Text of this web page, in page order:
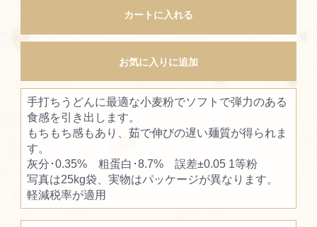
カートに入れる
お気に入りに追加
手打ちうどんに最適な小麦粉でソフトで弾力のある
食感を引き出します。
もちもち感もあり、茹で伸びの遅い麺質が得られま
す。
灰分･0.35% 粗蛋白･8.7% 誤差±0.05 1等粉
写真は25kg袋、実物はパッケージが異なります。
軽減税率が適用